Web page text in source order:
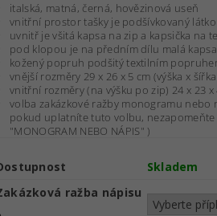
italská, matná, černá, hovězinová useň
vnitřní prostor tašky je podšívkovaný
uvnitř je všitá kapsa na zip a kapsička na
pod klopou je na předním dílu malá
kožený popruh podšitý textilním
vnější rozměry 29 x 26 x 5 cm (výška x
vnitřní rozměry (na výšku po zip) 24 x 23 x
volba zakázkové ražby monogramu nebo
pokud uplatníte tuto volbu, nezapomeňte
"MONOGRAM NEBO NÁPIS" )
Skladem
ražba nápisu